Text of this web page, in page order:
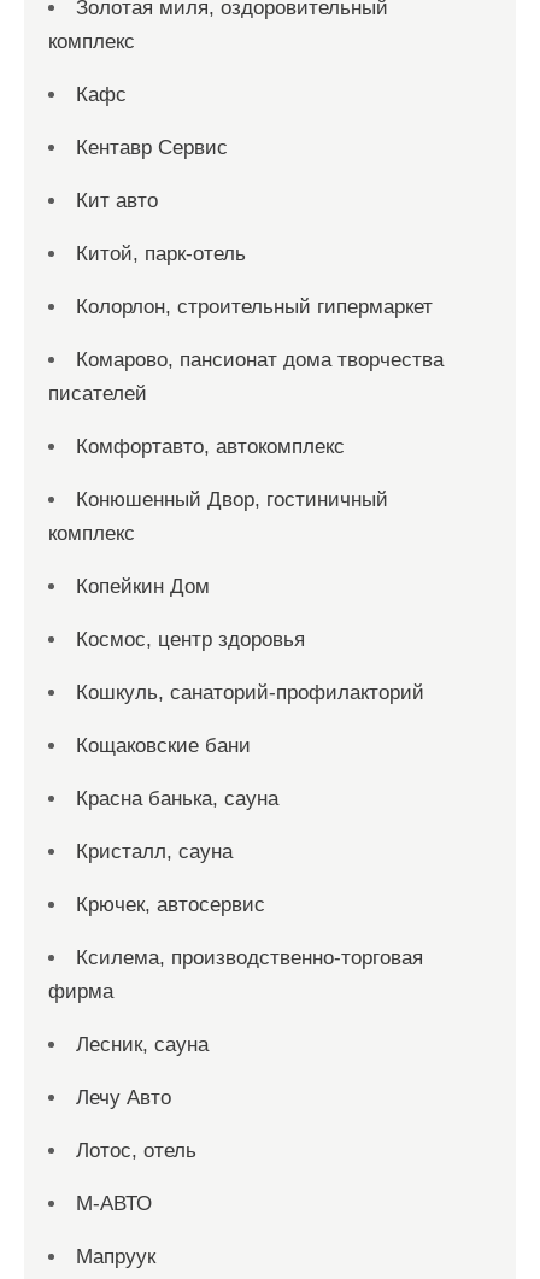
Золотая миля, оздоровительный
комплекс
Кафс
Кентавр Сервис
Кит авто
Китой, парк-отель
Колорлон, строительный гипермаркет
Комарово, пансионат дома творчества
писателей
Комфортавто, автокомплекс
Конюшенный Двор, гостиничный
комплекс
Копейкин Дом
Космос, центр здоровья
Кошкуль, санаторий-профилакторий
Кощаковские бани
Красна банька, сауна
Кристалл, сауна
Крючек, автосервис
Ксилема, производственно-торговая
фирма
Лесник, сауна
Лечу Авто
Лотос, отель
М-АВТО
Мапруук